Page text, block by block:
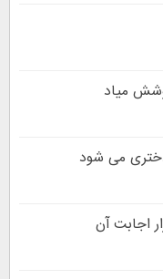
میاد
می شود
اجابت آن